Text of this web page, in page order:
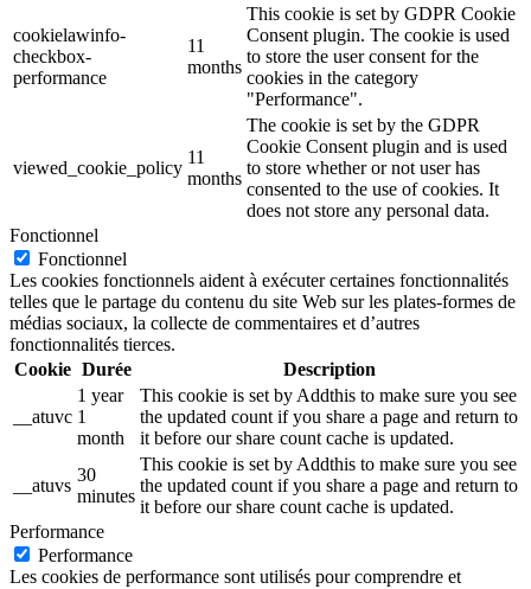
cookielawinfo-
checkbox-
performance
11
months
This cookie is set by GDPR Cookie
Consent plugin. The cookie is used
to store the user consent for the
cookies in the category
"Performance".
viewed_cookie_policy
11
months
The cookie is set by the GDPR
Cookie Consent plugin and is used
to store whether or not user has
consented to the use of cookies. It
does not store any personal data.
Fonctionnel
Fonctionnel
Les cookies fonctionnels aident à exécuter certaines fonctionnalités
telles que le partage du contenu du site Web sur les plates-formes de
médias sociaux, la collecte de commentaires et d’autres
fonctionnalités tierces.
Cookie Durée Description
__atuvc
1 year
1
month
This cookie is set by Addthis to make sure you see
the updated count if you share a page and return to
it before our share count cache is updated.
__atuvs
30
minutes
This cookie is set by Addthis to make sure you see
the updated count if you share a page and return to
it before our share count cache is updated.
Performance
Performance
Les cookies de performance sont utilisés pour comprendre et